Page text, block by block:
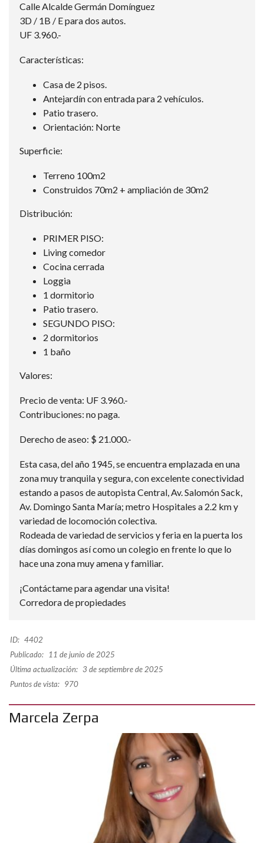
Calle Alcalde Germán Domínguez
3D / 1B / E para dos autos.
UF 3.960.-
Características:
Casa de 2 pisos.
Antejardín con entrada para 2 vehículos.
Patio trasero.
Orientación: Norte
Superficie:
Terreno 100m2
Construidos 70m2 + ampliación de 30m2
Distribución:
PRIMER PISO:
Living comedor
Cocina cerrada
Loggia
1 dormitorio
Patio trasero.
SEGUNDO PISO:
2 dormitorios
1 baño
Valores:
Precio de venta: UF 3.960.-
Contribuciones: no paga.
Derecho de aseo: $ 21.000.-
Esta casa, del año 1945, se encuentra emplazada en una
zona muy tranquila y segura, con excelente conectividad
estando a pasos de autopista Central, Av. Salomón Sack,
Av. Domingo Santa María; metro Hospitales a 2.2 km y
variedad de locomoción colectiva.
Rodeada de variedad de servicios y feria en la puerta los
días domingos así como un colegio en frente lo que lo
hace una zona muy amena y familiar.
¡Contáctame para agendar una visita!
Corredora de propiedades
ID: 4402
Publicado:
11 de junio de 2025
Última actualización: 3 de septiembre de 2025
Puntos de vista: 970
Marcela Zerpa